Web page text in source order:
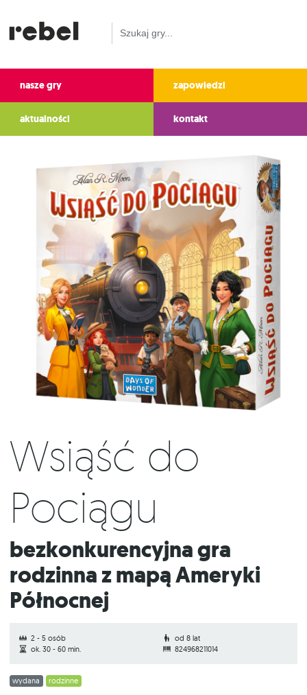
nasze gry zapowiedzi
aktualności kontakt
Wsiąść do
Pociągu
Bezkonkurencyjna gra
rodzinna z mapą Ameryki
Północnej
2 - 5 osób
od 8 lat
ok. 30 - 60 min.
824968211014
wydana rodzinne